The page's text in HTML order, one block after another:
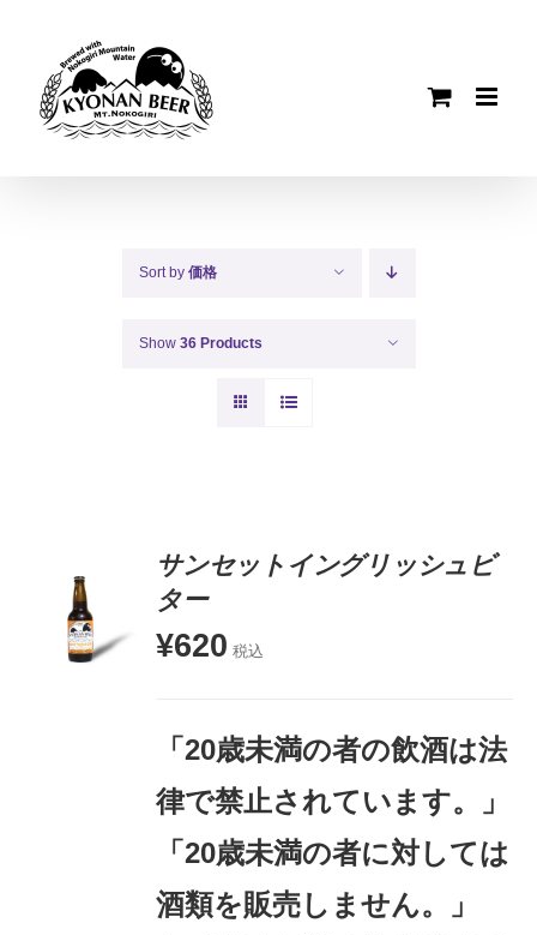
content
Sort by 価格
Show 36 Products
お買い物
カゴに追
サンセットイングリッシュビ
ター
¥620 税込
「20歳未満の者の飲酒は法
律で禁止されています。」
「20歳未満の者に対しては
酒類を販売しません。」